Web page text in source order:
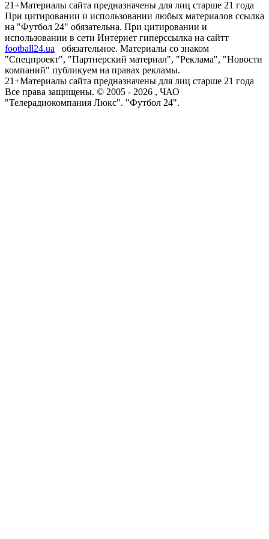
21+Материалы сайта предназначены для лиц старше 21 года
При цитировании и использовании любых материалов ссылка
на "Футбол 24" обязательна. При цитировании и
использовании в сети Интернет гиперссылка на сайтт
football24.ua
обязательное. Материалы со знаком
"Спецпроект", "Партнерский материал", "Реклама", "Новости
компаний" публикуем на правах рекламы.
21+Материалы сайта предназначены для лиц старше 21 года
Все права защищены. © 2005 - 2026 , ЧАО
"Телерадиокомпания Люкс". "Футбол 24".